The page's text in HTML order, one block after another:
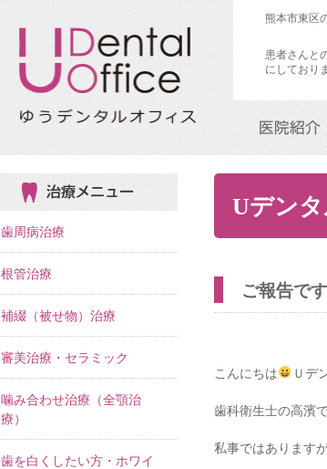
熊本市東区
患者さんと
にしており
医院紹介
Uデン
ご報告です
こんにちは Ｕデ
歯科衛生士の高濱
私事ではありますが
治療メニュー
歯周病治療
根管治療
補綴（被せ物）治療
審美治療・セラミック
噛み合わせ治療（全顎治
療）
歯を白くしたい方・ホワイ